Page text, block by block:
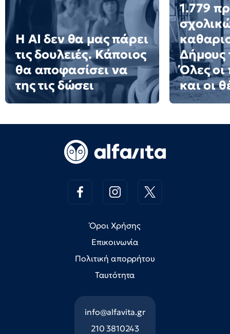
Η AI δεν θα μας πάρει
τις δουλειές. Κάποιος
θα αποφασίσει να
της τις δώσει
1.779
Δήμους
Όλες οι
και οι
Όροι Χρήσης
Επικοινωνία
Πολιτική απορρήτου
Ταυτότητα
info@alfavita.gr
210 3810243